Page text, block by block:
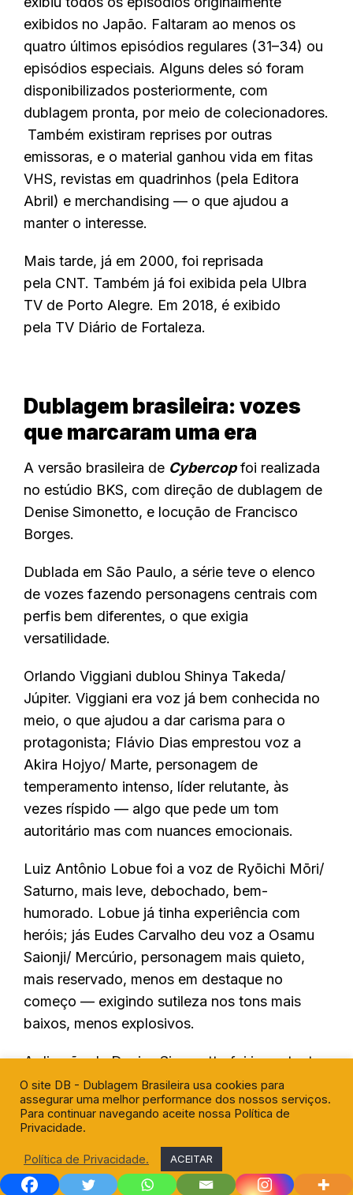
exibidos no Japão. Faltaram ao menos os
quatro últimos episódios regulares (31–34) ou
episódios especiais. Alguns deles só foram
disponibilizados posteriormente, com
dublagem pronta, por meio de colecionadores.
Também existiram reprises por outras
emissoras, e o material ganhou vida em fitas
VHS, revistas em quadrinhos (pela Editora
Abril) e merchandising — o que ajudou a
manter o interesse.
Mais tarde, já em 2000, foi reprisada
pela CNT. Também já foi exibida pela Ulbra
TV de Porto Alegre. Em 2018, é exibido
pela TV Diário de Fortaleza.
Dublagem brasileira: vozes
que marcaram uma era
A versão brasileira de Cybercopfoi realizada
no estúdio BKS, com direção de dublagem de
Denise Simonetto, e locução de Francisco
Borges.
Dublada em São Paulo, a série teve o elenco
de vozes fazendo personagens centrais com
perfis bem diferentes, o que exigia
versatilidade.
Orlando Viggiani dublou Shinya Takeda/
Júpiter. Viggiani era voz já bem conhecida no
meio, o que ajudou a dar carisma para o
protagonista; Flávio Dias emprestou voz a
Akira Hojyo/ Marte, personagem de
temperamento intenso, líder relutante, às
vezes ríspido — algo que pede um tom
autoritário mas com nuances emocionais.
Luiz Antônio Lobue foi a voz de Ryōichi Mōri/
Saturno, mais leve, debochado, bem-
humorado. Lobue já tinha experiência com
heróis; jás Eudes Carvalho deu voz a Osamu
Saionji/ Mercúrio, personagem mais quieto,
mais reservado, menos em destaque no
começo — exigindo sutileza nos tons mais
baixos, menos explosivos.
A direção de Denise Simonetto foi importante
para coordenar essas vozes com o estilo
tokusatsu, em que há momentos de drama, de
ação física, de transformação, de discurso
heroico. A dublagem consegue traduzir não só
o diálogo literal, mas emocionalmente fazer
O site DB - Dublagem Brasileira usa cookies para
assegurar uma melhor performance dos nossos serviços.
Para continuar navegando aceite nossa Política de
Privacidade.
Política de Privacidade. ACEITAR